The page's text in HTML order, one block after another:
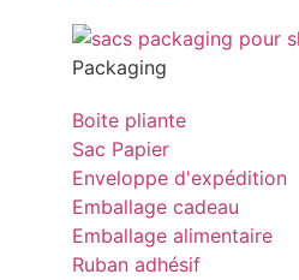
Packaging
Boite pliante
Sac Papier
Enveloppe d'expédition
Emballage cadeau
Emballage alimentaire
Ruban adhésif